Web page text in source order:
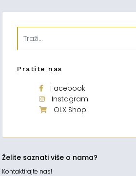
Pratite nas
Facebook
Instagram
OLX Shop
Želite saznati više o nama?
Kontaktirajte nas!